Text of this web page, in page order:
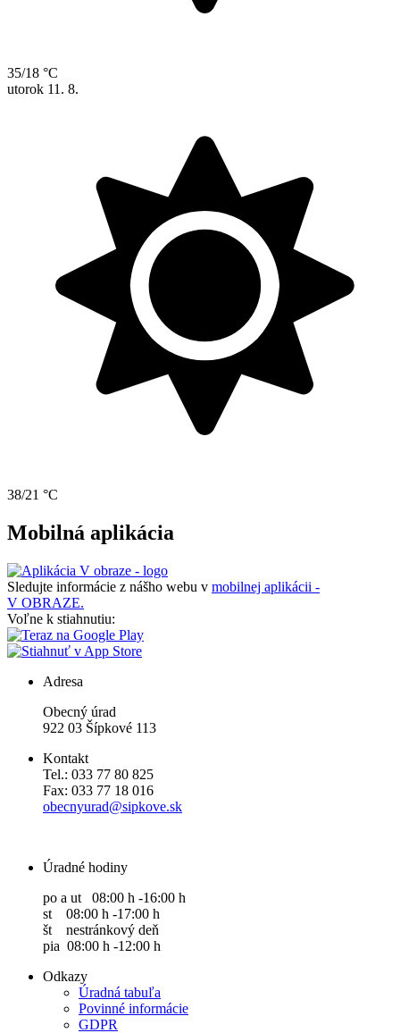
35/18 °C
utorok 11. 8.
38/21 °C
Mobilná aplikácia
Sledujte informácie z nášho webu v mobilnej aplikácii -
V OBRAZE.
Voľne k stiahnutiu:
Adresa
Obecný úrad
922 03 Šípkové 113
Kontakt
Tel.: 033 77 80 825
Fax: 033 77 18 016
obecnyurad@sipkove.sk
Úradné hodiny
po a ut 08:00 h -16:00 h
st 08:00 h -17:00 h
št nestránkový deň
pia 08:00 h -12:00 h
Odkazy
Úradná tabuľa
Povinné informácie
GDPR